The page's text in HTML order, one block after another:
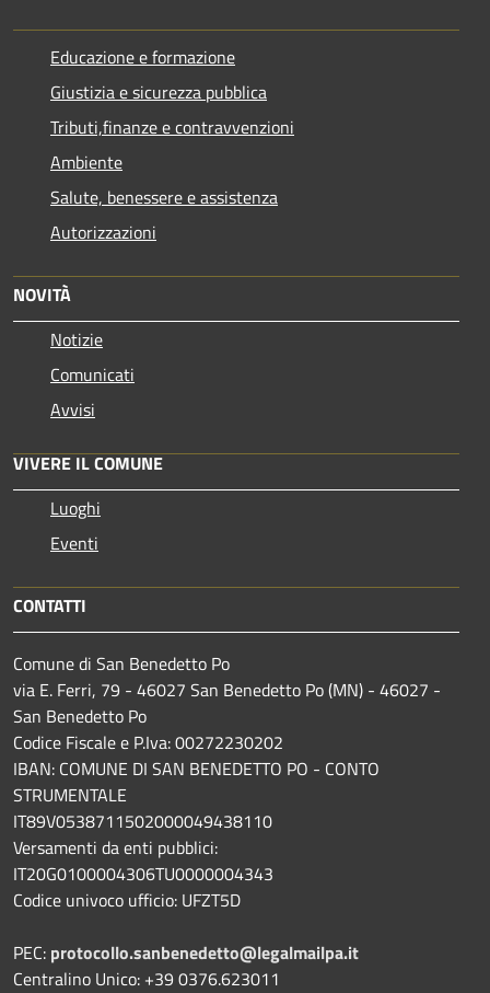
Educazione e formazione
Giustizia e sicurezza pubblica
Tributi,finanze e contravvenzioni
Ambiente
Salute, benessere e assistenza
Autorizzazioni
NOVITÀ
Notizie
Comunicati
Avvisi
VIVERE IL COMUNE
Luoghi
Eventi
CONTATTI
Comune di San Benedetto Po
via E. Ferri, 79 - 46027 San Benedetto Po (MN) - 46027 -
San Benedetto Po
Codice Fiscale e P.Iva: 00272230202
IBAN: COMUNE DI SAN BENEDETTO PO - CONTO
STRUMENTALE
IT89V0538711502000049438110
Versamenti da enti pubblici:
IT20G0100004306TU0000004343
Codice univoco ufficio: UFZT5D
PEC: protocollo.sanbenedetto@legalmailpa.it
Centralino Unico: +39 0376.623011